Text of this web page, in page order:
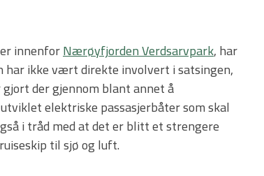
innenforNærøyfjorden Verdsarvpark, har
ikke vært direkte involvert i satsingen,
der gjennom blant annet å
elektriske passasjerbåter som skal
i tråd med at det er blitt et strengere
til sjø og luft.